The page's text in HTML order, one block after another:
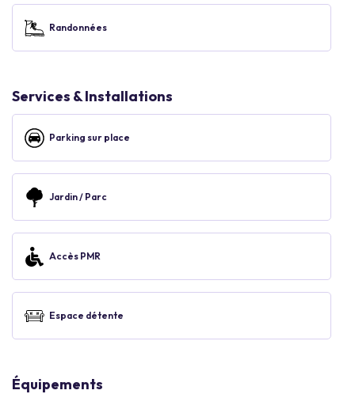
Randonnées
Services & Installations
Parking sur place
Jardin / Parc
Accès PMR
Espace détente
Équipements